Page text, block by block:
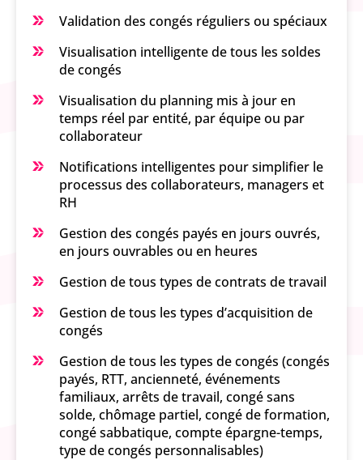
Validation des congés réguliers ou spéciaux
Visualisation intelligente de tous les soldes
de congés
Visualisation du planning mis à jour en
temps réel par entité, par équipe ou par
collaborateur
Notifications intelligentes pour simplifier le
processus des collaborateurs, managers et
RH
Gestion des congés payés en jours ouvrés,
en jours ouvrables ou en heures
Gestion de tous types de contrats de travail
Gestion de tous les types d’acquisition de
congés
Gestion de tous les types de congés (congés
payés, RTT, ancienneté, événements
familiaux, arrêts de travail, congé sans
solde, chômage partiel, congé de formation,
congé sabbatique, compte épargne-temps,
type de congés personnalisables)